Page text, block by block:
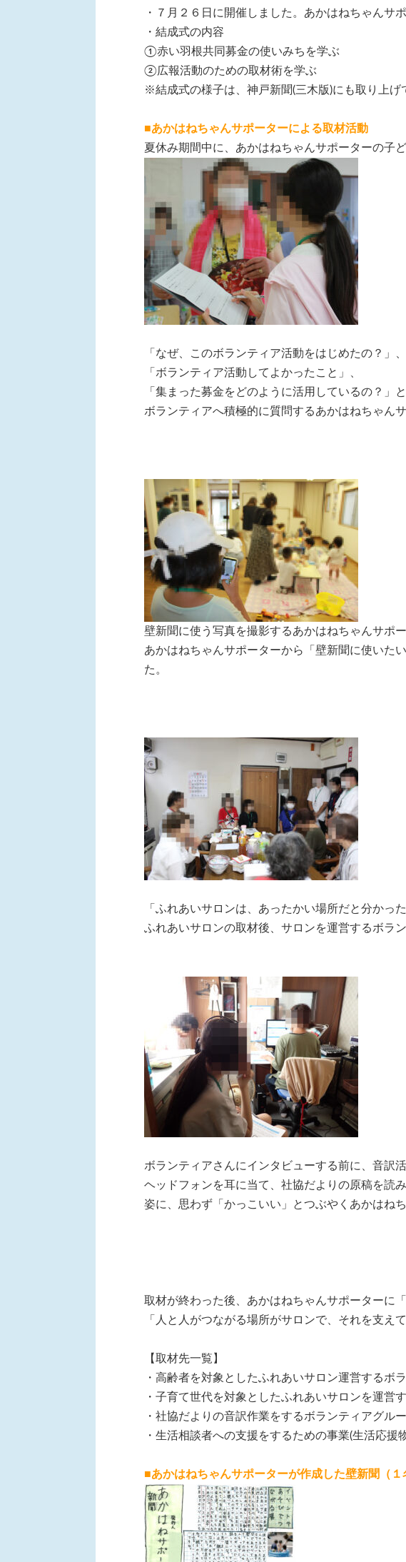
・７月２６日に開催しました。あかはねちゃんサ
・結成式の内容
①赤い羽根共同募金の使いみちを学ぶ
②広報活動のための取材術を学ぶ
※結成式の様子は、神戸新聞(三木版)にも取り上げ
■あかはねちゃんサポーターによる取材活動
夏休み期間中に、あかはねちゃんサポーターの子
「なぜ、このボランティア活動をはじめたの？」、
「ボランティア活動してよかったこと」、
「集まった募金をどのように活用しているの？」と
ボランティアへ積極的に質問するあかはねちゃん
壁新聞に使う写真を撮影するあかはねちゃんサポ
あかはねちゃんサポーターから「壁新聞に使いた
た。
「ふれあいサロンは、あったかい場所だと分かっ
ふれあいサロンの取材後、サロンを運営するボラ
ボランティアさんにインタビューする前に、音訳
ヘッドフォンを耳に当て、社協だよりの原稿を読
姿に、思わず「かっこいい」とつぶやくあかはね
取材が終わった後、あかはねちゃんサポーターに
「人と人がつながる場所がサロンで、それを支え
【取材先一覧】
・高齢者を対象としたふれあいサロン運営するボ
・子育て世代を対象としたふれあいサロンを運営
・社協だよりの音訳作業をするボランティアグル
・生活相談者への支援をするための事業(生活応援
■あかはねちゃんサポーターが作成した壁新聞（１